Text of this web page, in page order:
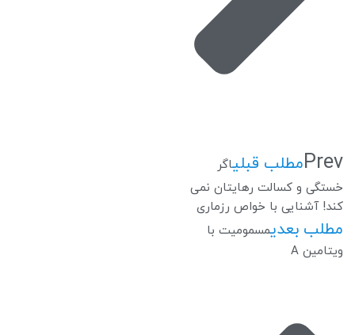
Prevمطلب قبلیاگر
خستگی و کسالت رهایتان نمی
کند! آشنایی با خواص رزماری
مطلب بعدیمسمومیت با
ویتامین A